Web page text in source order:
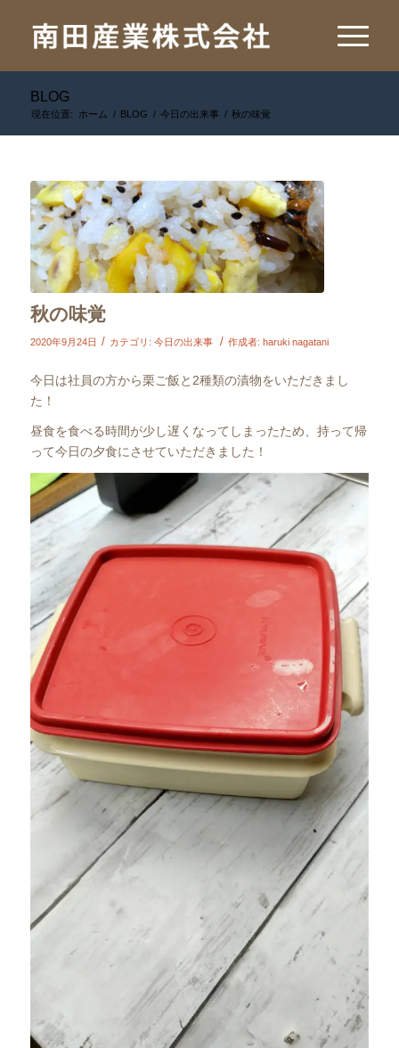
BLOG
現在位置: ホーム / BLOG / 今日の出来事 / 秋の味覚
秋の味覚
2020年9月24日 / カテゴリ: 今日の出来事 / 作成者: haruki nagatani
今日は社員の方から栗ご飯と2種類の漬物をいただきまし
た！
昼食を食べる時間が少し遅くなってしまったため、持って帰
って今日の夕食にさせていただきました！